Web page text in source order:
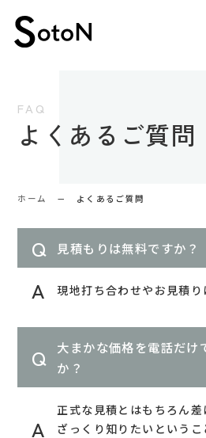
よくあるご質問
ホーム よくあるご質問
見積もりは無料ですか？
現地打ち合わせやお見積り
大まかな価格を電話だけ
か？
正式な見積とはもちろん差
ざっくり知りたいという